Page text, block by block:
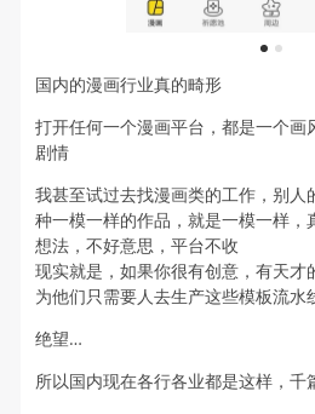
1 2
国内的漫画行业真的畸形
打开任何一个漫画平台，都是一个画
剧情
我甚至试过去找漫画类的工作，别人
种一模一样的作品，就是一模一样，
想法，不好意思，平台不收
现实就是，如果你很有创意，有天才
为他们只需要人去生产这些模板流水
绝望…
所以国内现在各行各业都是这样，千